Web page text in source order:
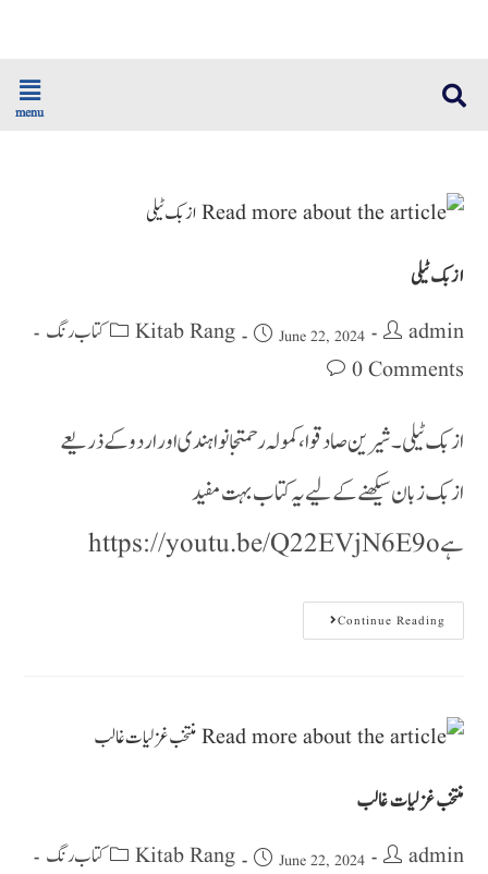
menu
ازبک ٹیلی
admin
June 22, 2024
Kitab Rang کتاب رنگ
0 Comments
ازبک ٹیلی۔ شیرین صادقوا، کمولہ رحمتجانوا ہندی اور اردو کے ذریعے
ازبک زبان سیکھنے کے لیے یہ کتاب بہت مفید
ہے https://youtu.be/Q22EVjN6E9o
Continue Reading
منتخب غزلیات غالب
admin
June 22, 2024
Kitab Rang کتاب رنگ